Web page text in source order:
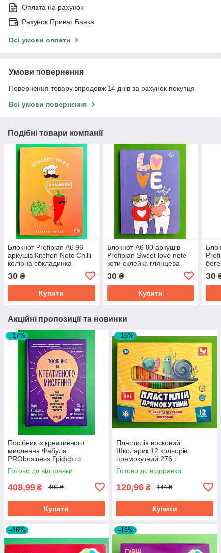
Оплата на рахунок
Рахунок Приват Банка
Всі умови оплати
Умови повернення
Повернення товару впродовж 14 днів за рахунок покупця
Всі умови повернення
Подібні товари компанії
Блокнот Profiplan A6 96
аркушів Kitchen Note Chilli
колірна обкладинка
склейка матова ламінація
70г
30 ₴
Купити
Блокнот A6 80 аркушів
Profiplan Sweet love note
коти склейка глянцева
30₴
Купити
30
Акційні пропозиції та новинки
–17%
Посібник із креативного
мислення Фабула
PRObusiness Гріффітс
фіолетова
Готово до відправки
408,99 ₴ 490 ₴
Купити
–16%
Пластилін восковий
Школярик 12 кольорів
прямокутний 276 г
Готово до відправки
120,96 ₴ 144 ₴
Купити
–16% –16%